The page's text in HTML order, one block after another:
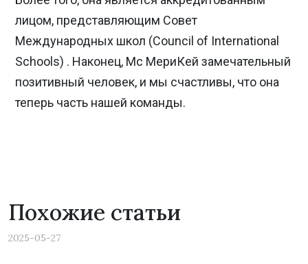
лицом, представляющим Совет
Международных школ (Council of International
Schools) . Наконец, Мс МериКей замечательный
позитивный человек, и мы счастливы, что она
теперь часть нашей команды.
Похожие статьи
2025-05-27